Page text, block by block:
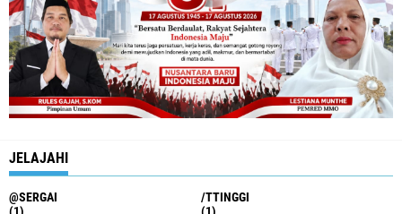
JELAJAHI
@SERGAI
(1)
/TTINGGI
(1)